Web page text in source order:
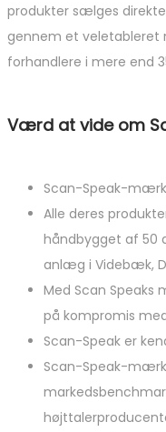
produkter sælges
gennem et
forhandlere i mere end
Værd at vide om
Scan-Speak-
Alle deres
håndbygget af 50
anlæg i Videbæk,
Med Scan Speaks
på kompromis
Scan-Speak er
Scan-Speak-